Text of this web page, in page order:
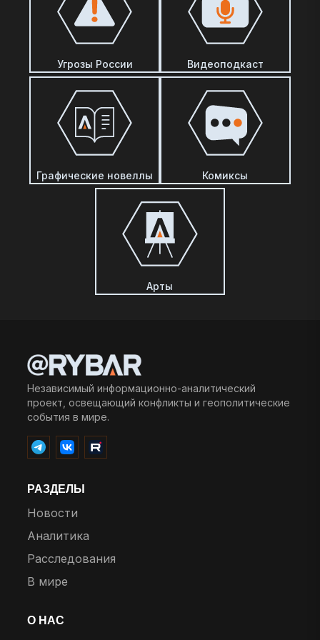
Угрозы России Видеоподкаст
Графические новеллы Комиксы
Арты
Независимый информационно-аналитический
проект, освещающий конфликты и геополитические
события в мире.
РАЗДЕЛЫ
Новости
Аналитика
Расследования
В мире
О НАС